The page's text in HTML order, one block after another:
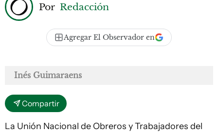
Por Redacción
Agregar El Observador en
Inés Guimaraens
Compartir
La Unión Nacional de Obreros y Trabajadores del